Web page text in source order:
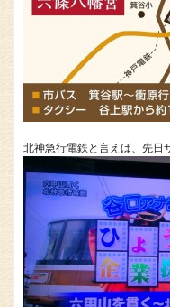
北神急行電鉄と言えば、先日